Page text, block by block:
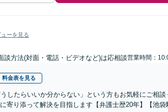
ーを見る
談方法(対面・電話・ビデオなど)は応相談営業時間：
料金表を見る
うしたらいいか分からない」という方もお気軽にご相
寄り添って解決を目指します【弁護士歴20年】【池袋